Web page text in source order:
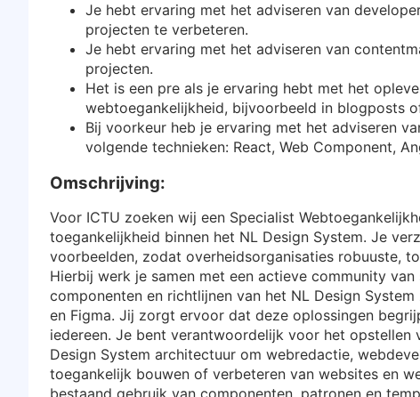
Je hebt ervaring met het adviseren van
projecten te verbeteren.
Je hebt ervaring met het adviseren van
projecten.
Het is een pre als je ervaring hebt met het
webtoegankelijkheid, bijvoorbeeld in blogposts
Bij voorkeur heb je ervaring met het adviseren
volgende technieken: React, Web Component,
Omschrijving:
Voor ICTU zoeken wij een Specialist
toegankelijkheid binnen het NL Design System. Je
voorbeelden, zodat overheidsorganisaties robuuste,
Hierbij werk je samen met een actieve community
componenten en richtlijnen van het NL Design
en Figma. Jij zorgt ervoor dat deze oplossingen
iedereen. Je bent verantwoordelijk voor het
Design System architectuur om webredactie,
toegankelijk bouwen of verbeteren van websites en